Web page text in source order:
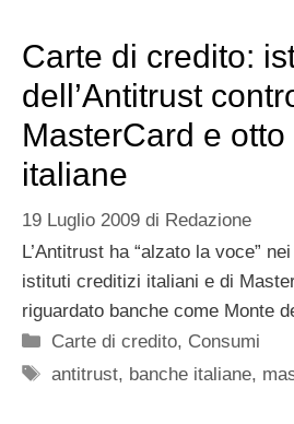
Carte di credito:
dell’Antitrust
MasterCard e
italiane
19 Luglio 2009 di Redazione
L’Antitrust ha “alzato la voce”
istituti creditizi italiani e di
riguardato banche come Monte
Categorie
Carte di credito, Consumi
Tag
antitrust, banche italiane,